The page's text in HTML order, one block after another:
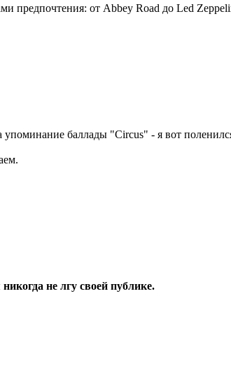
от Abbey Road до Led
баллады "Circus" - я вот
не лгу своей публике.